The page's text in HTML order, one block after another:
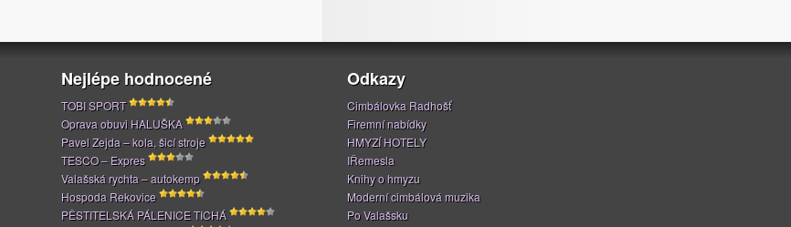
Nejlépe hodnocené
TOBI SPORT
Oprava obuvi HALUŠKA
Pavel Zejda – kola, šicí stroje
TESCO – Expres
Valašská rychta – autokemp
Hospoda Rekovice
PĚSTITELSKÁ PÁLENICE TICHÁ
Odkazy
Cimbálovka Radhošť
Firemní nabídky
HMYZÍ HOTELY
IŘemesla
Knihy o hmyzu
Moderní cimbálová muzika
Po Valašsku